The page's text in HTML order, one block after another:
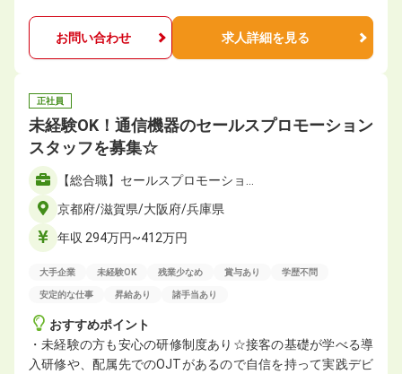
お問い合わせ 求人詳細を見る
正社員
未経験OK！通信機器のセールスプロモーション
スタッフを募集☆
【総合職】セールスプロモーショ…
京都府/滋賀県/大阪府/兵庫県
年収 294万円~412万円
大手企業 未経験OK 残業少なめ 賞与あり 学歴不問
安定的な仕事 昇給あり 諸手当あり
おすすめポイント
・未経験の方も安心の研修制度あり☆接客の基礎が学べる導
入研修や、配属先でのOJTがあるので自信を持って実践デビ